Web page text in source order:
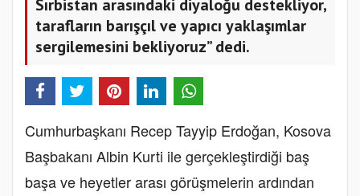
Sırbistan arasındaki diyaloğu destekliyor,
tarafların barışçıl ve yapıcı yaklaşımlar
sergilemesini bekliyoruz” dedi.
Cumhurbaşkanı Recep Tayyip Erdoğan, Kosova
Başbakanı Albin Kurti ile gerçekleştirdiği baş
başa ve heyetler arası görüşmelerin ardından